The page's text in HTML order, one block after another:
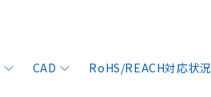
CAD RoHS/REACH対応状況